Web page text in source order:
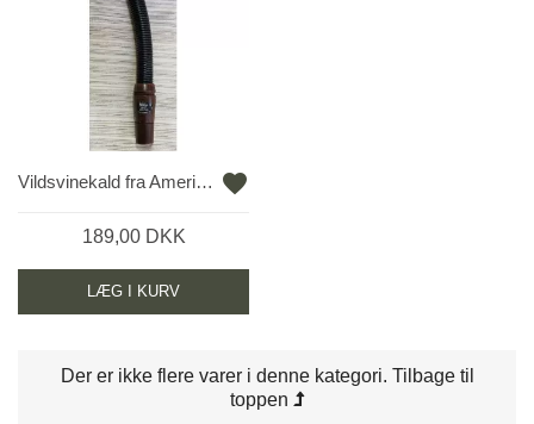
Vis her
Vildsvinekald fra Amerikanske Faulk
189,00 DKK
LÆG I KURV
favorite
Der er ikke flere varer i denne kategori. Tilbage til
toppen